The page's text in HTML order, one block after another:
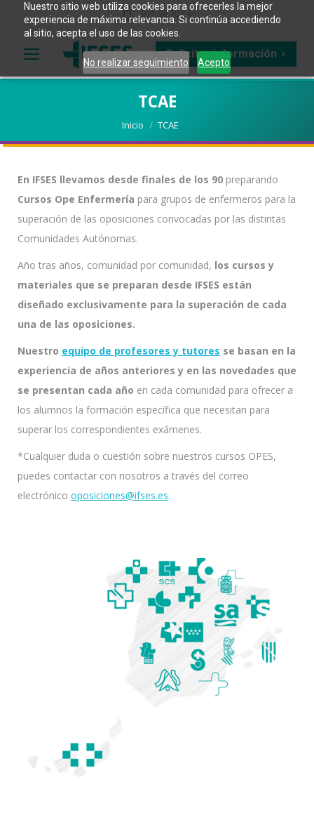
Nuestro sitio web utiliza cookies para ofrecerles la mejor
experiencia de máxima relevancia. Si continúa accediendo
al sitio, acepta el uso de las cookies.
No realizar seguimiento Acepto
911 98 70 64
Solicitar información
TCAE
Estás aquí:
Inicio TCAE
En IFSES llevamos desde finales de los 90 preparando
Cursos Ope Enfermería para grupos de enfermeros para la
superación de las oposiciones convocadas por las distintas
Comunidades Autónomas.
Año tras años, comunidad por comunidad, los cursos y
materiales que se preparan desde IFSES están
diseñado exclusivamente para la superación de cada
una de las oposiciones.
Nuestro equipo de profesores y tutores se basan en la
experiencia de años anteriores y en las novedades que
se presentan cada año en cada comunidad para ofrecer a
los alumnos la formación específica que necesitan para
superar los correspondientes exámenes.
*Cualquier duda o cuestión sobre nuestros cursos OPES,
puedes contactar con nosotros a través del correo
electrónico oposiciones@ifses.es.